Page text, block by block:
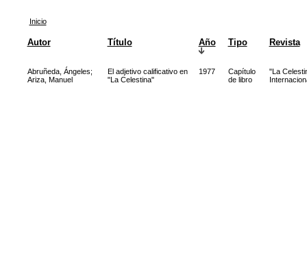
Inicio
Autor Título Año Tipo Revista
Abruñeda, Ángeles;
Ariza, Manuel
El adjetivo calificativo en
"La Celestina"
1977
Capítulo
de libro
"La